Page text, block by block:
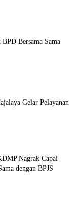
Bersama Sama
Gelar Pelayanan
Nagrak Capai
dengan BPJS